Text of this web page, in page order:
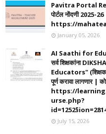
Pavitra Portal
पोर्टल नोंदणी 2025-
https://
January 05, 2026
AI Saathi for
सर्व शिक्षकांना
Educators"
पूर्ण करावा लागणार |
https://
urse.php?
July 15, 2026